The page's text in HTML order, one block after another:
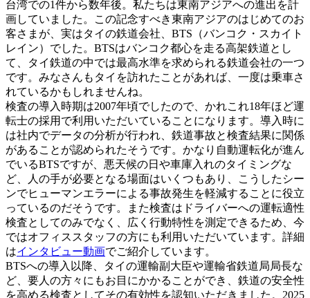
台湾での1件から数年後。私たちは東南アジアへの進出を計
画していました。この記念すべき東南アジアのはじめてのお
客さまが、実はタイの鉄道会社、BTS（バンコク・スカイト
レイン）でした。BTSはバンコク都心を走る高架鉄道とし
て、タイ鉄道の中では最高水準を求められる鉄道会社の一つ
です。みなさんもタイを訪れたことがあれば、一度は乗車さ
れているかもしれませんね。
検査の導入時期は2007年頃でしたので、かれこれ18年ほど運
転士の採用で利用いただいていることになります。導入時に
は社内でデータの分析が行われ、鉄道事故と検査結果に関係
があることが認められたそうです。かなり自動運転化が進ん
でいるBTSですが、悪天候の日や車庫入れのタイミングな
ど、人の手が必要となる場面はいくつもあり、こうしたシー
ンでヒューマンエラーによる事故発生を軽減することに役立
っているのだそうです。また検査はドライバーへの運転適性
検査としてのみでなく、広く行動特性を測定できるため、今
ではオフィススタッフの方にも利用いただいています。詳細
はインタビュー動画でご紹介しています。
BTSへの導入以降、タイの運輸副大臣や運輸省鉄道局局長な
ど、要人の方々にもお目にかかることができ、鉄道の安全性
を高める検査としてその有効性を認知いただきました。2025